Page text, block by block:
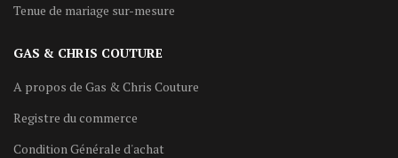
Tenue de mariage sur-mesure
GAS & CHRIS COUTURE
A propos de Gas & Chris Couture
Registre du commerce
Condition Générale d'achat